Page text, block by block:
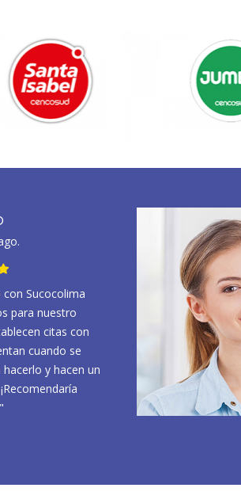
Sucocolima
para nuestro
citas con
cuando se
y hacen un